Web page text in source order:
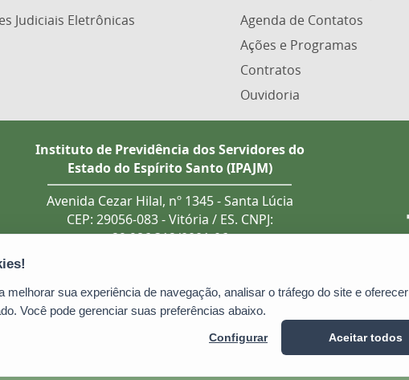
Judiciais Eletrônicas
Agenda de Contatos
Ações e Programas
Contratos
Ouvidoria
Instituto de Previdência dos Servidores do
Estado do Espírito Santo (IPAJM)
Avenida Cezar Hilal, nº 1345 - Santa Lúcia
CEP: 29056-083 - Vitória / ES. CNPJ:
29.986.312/0001-06
Atendimento presencial deve ser
previamente agendado.
ipajm@ipajm.es.gov.br
melhorar sua experiência de navegação, analisar o tráfego do site e oferecer
Você pode gerenciar suas preferências abaixo.
Configurar Aceitar todos